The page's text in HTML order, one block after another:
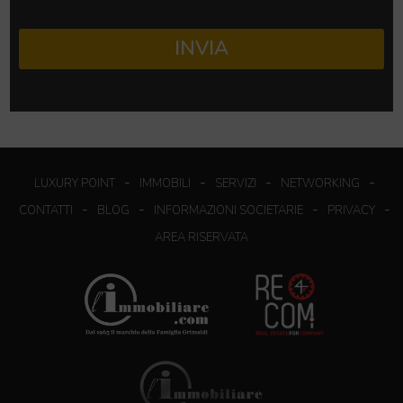
INVIA
LUXURY POINT - IMMOBILI - SERVIZI - NETWORKING -
CONTATTI - BLOG - INFORMAZIONI SOCIETARIE - PRIVACY -
AREA RISERVATA